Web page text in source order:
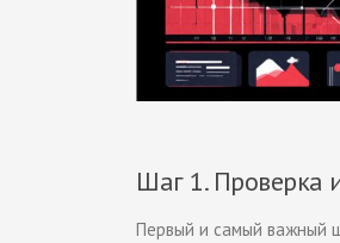
Шаг 1. Проверка
Первый и самый важный